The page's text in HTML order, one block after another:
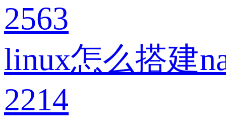
2563
linux怎么搭建
2214